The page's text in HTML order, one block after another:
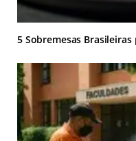
5 Sobremesas Brasileiras